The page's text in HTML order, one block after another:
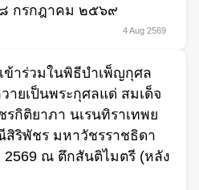
๘ กรกฎาคม ๒๕๖๙
4 Aug 2569
าร่วมในพิธีบำเพ็ญกุศล
ยเป็นพระกุศลแด่ สมเด็จ
รกิติยาภา นเรนทิราเทพย
ริพัชร มหาวัชรราชธิดา
2569 ณ ตึกสันติไมตรี (หลัง